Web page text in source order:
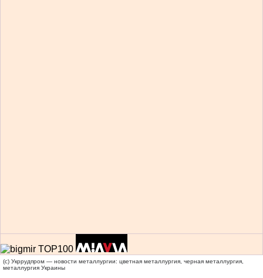
(c) Укррудпром — новости металлургии: цветная металлургия, черная металлургия,
металлургия Украины